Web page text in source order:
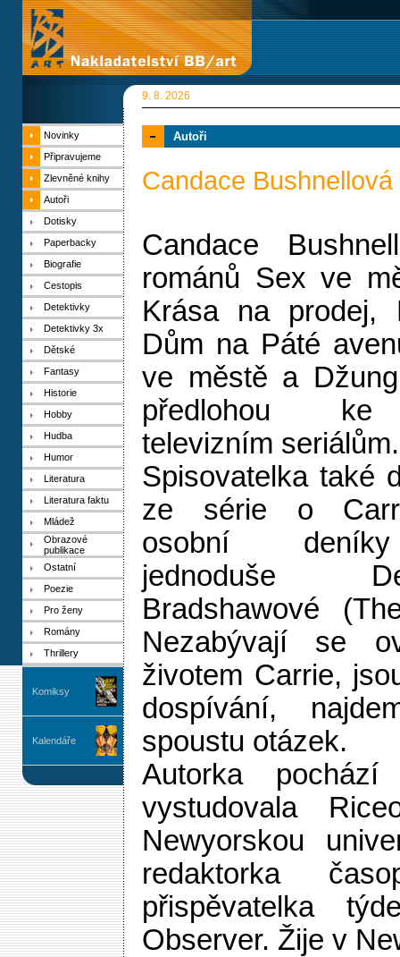
9. 8. 2026
Novinky
Připravujeme
Zlevněné knihy
Autoři
Dotisky
Paperbacky
Biografie
Cestopis
Detektivky
Detektivky 3x
Dětské
Fantasy
Historie
Hobby
Hudba
Humor
Literatura
Literatura faktu
Mládež
Obrazové
publikace
Ostatní
Poezie
Pro ženy
Romány
Thrillery
Komiksy
Kalendáře
Autoři
Candace Bushnellová
Candace
románů Sex ve
Krása na prodej,
Dům na Páté
ve městě a
předlohou ke
televizním seriálům.
Spisovatelka také
ze série o
osobní deníky
jednoduše
Bradshawové
Nezabývají se
životem Carrie,
dospívání,
spoustu otázek.
Autorka
vystudovala
Newyorskou
redaktorka
přispěvatelka
Observer. Žije v